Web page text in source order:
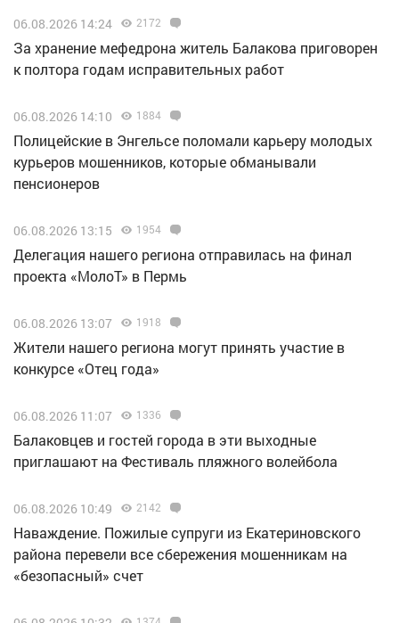
06.08.2026 14:24 2172
За хранение мефедрона житель Балакова приговорен
к полтора годам исправительных работ
06.08.2026 14:10 1884
Полицейские в Энгельсе поломали карьеру молодых
курьеров мошенников, которые обманывали
пенсионеров
06.08.2026 13:15 1954
Делегация нашего региона отправилась на финал
проекта «МолоТ» в Пермь
06.08.2026 13:07 1918
Жители нашего региона могут принять участие в
конкурсе «Отец года»
06.08.2026 11:07 1336
Балаковцев и гостей города в эти выходные
приглашают на Фестиваль пляжного волейбола
06.08.2026 10:49 2142
Наваждение. Пожилые супруги из Екатериновского
района перевели все сбережения мошенникам на
«безопасный» счет